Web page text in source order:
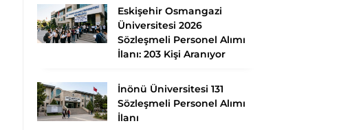
Eskişehir Osmangazi
Üniversitesi 2026
Sözleşmeli Personel Alımı
İlanı: 203 Kişi Aranıyor
İnönü Üniversitesi 131
Sözleşmeli Personel Alımı
İlanı